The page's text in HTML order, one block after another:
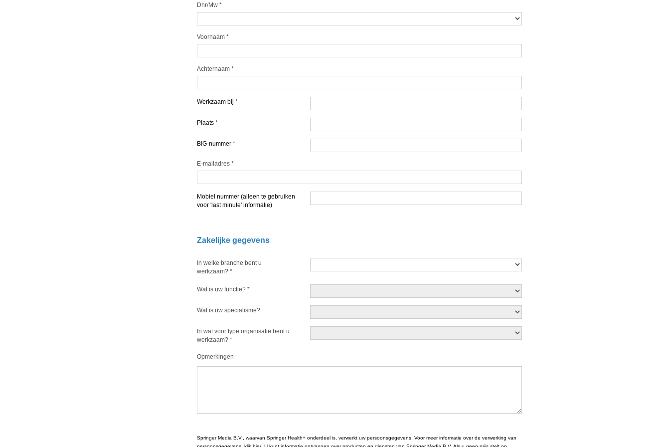
Dhr/Mw*
Voornaam*
Achternaam*
Werkzaam bij *
Plaats*
BIG-nummer*
E-mailadres*
Mobiel nummer (alleen te gebruiken
voor 'last minute' informatie)
Zakelijke gegevens
In welke branche bent u
werkzaam?*
Wat is uw functie?*
Wat is uw specialisme?
In wat voor type organisatie bent u
werkzaam?*
Opmerkingen
Springer Media B.V., waarvan Springer Health+ onderdeel is, verwerkt uw persoonsgegevens. Voor meer informatie over de verwerking van